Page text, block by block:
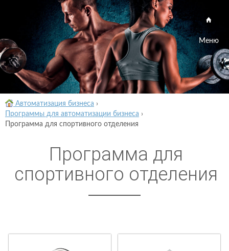
Меню
Автоматизация бизнеса ›
Программы для автоматизации бизнеса ›
Программа для спортивного отделения
Программа для
спортивного отделения